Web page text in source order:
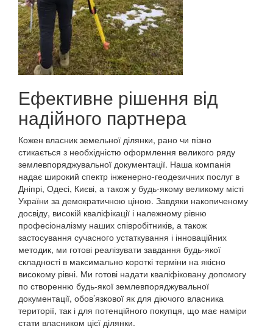
Ефективне рішення від
надійного партнера
Кожен власник земельної ділянки, рано чи пізно
стикається з необхідністю оформлення великого ряду
землевпоряджувальної документації. Наша компанія
надає широкий спектр інженерно-геодезичних послуг в
Дніпрі, Одесі, Києві, а також у будь-якому великому місті
України за демократичною ціною. Завдяки накопиченому
досвіду, високій кваліфікації і належному рівню
професіоналізму наших співробітників, а також
застосування сучасного устаткування і інноваційних
методик, ми готові реалізувати завдання будь-якої
складності в максимально короткі терміни на якісно
високому рівні. Ми готові надати кваліфіковану допомогу
по створенню будь-якої землевпоряджувальної
документації, обов’язкової як для діючого власника
території, так і для потенційного покупця, що має наміри
стати власником цієї ділянки.